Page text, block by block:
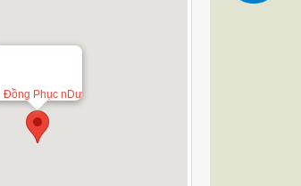
Đồng Phục nDư